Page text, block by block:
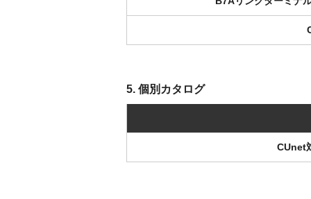
5. 個別カタログ
CUnet